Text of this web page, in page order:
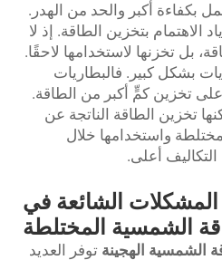
بكفاءة أكبر والحد من الهدر.
الاهتمام بتخزين الطاقة. إذ لا
بل تخزنها لاستخدامها لاحقًا.
بشكل كبير. فالبطاريات
على تخزين كمٍّ أكبر من الطاقة.
تخزين الطاقة الناتجة عن
واستخدامها خلال
أعلى.
المشكلات الشائعة في
الشمسية المختلطة
الشمسية الهجينة توفر العديد